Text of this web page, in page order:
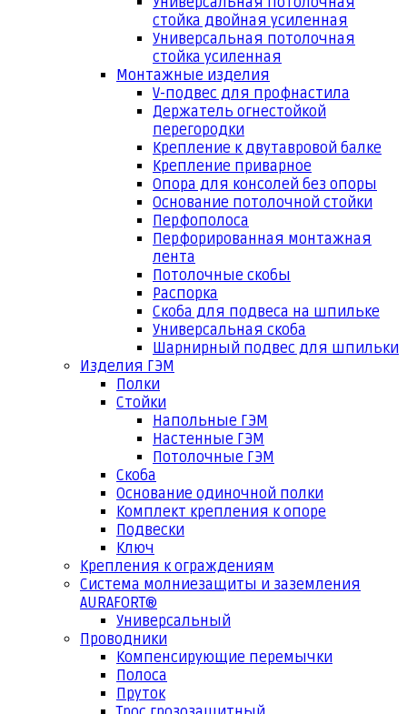
стойка двойная усиленная
Универсальная потолочная
стойка усиленная
Монтажные изделия
V-подвес для профнастила
Держатель огнестойкой
перегородки
Крепление к двутавровой балке
Крепление приварное
Опора для консолей без опоры
Основание потолочной стойки
Перфополоса
Перфорированная монтажная
лента
Потолочные скобы
Распорка
Скоба для подвеса на шпильке
Универсальная скоба
Шарнирный подвес для шпильки
Изделия ГЭМ
Полки
Стойки
Напольные ГЭМ
Настенные ГЭМ
Потолочные ГЭМ
Скоба
Основание одиночной полки
Комплект крепления к опоре
Подвески
Ключ
Крепления к ограждениям
Система молниезащиты и заземления
AURAFORT®
Универсальный
Проводники
Компенсирующие перемычки
Полоса
Пруток